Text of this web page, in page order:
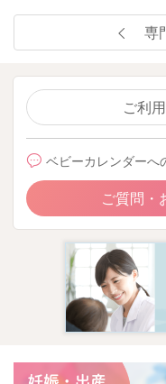
専
ご利
ベビーカレンダーへ
ご質問・